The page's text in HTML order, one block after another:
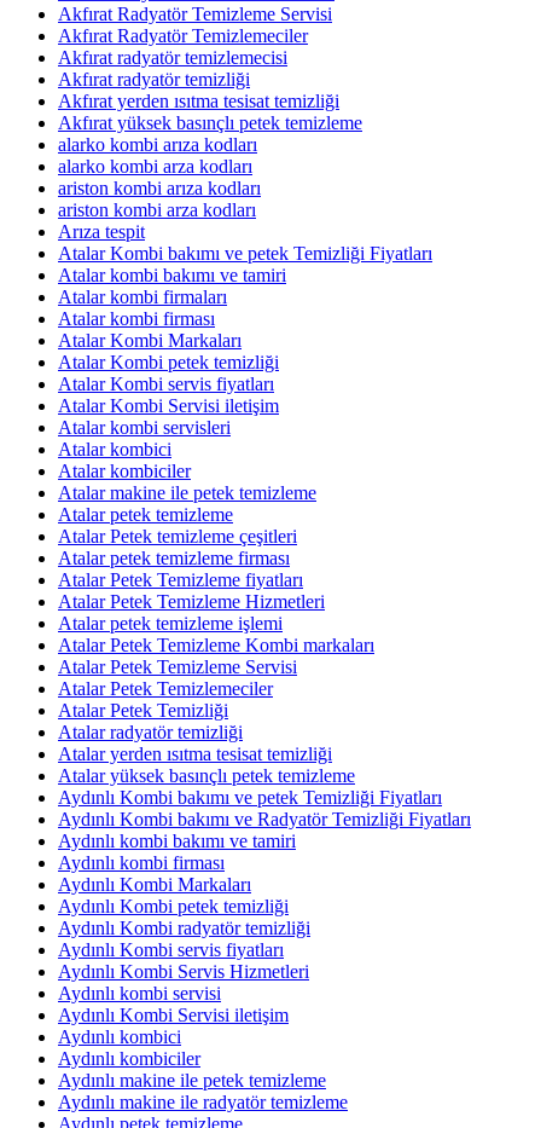
Akfırat Radyatör Temizleme Servisi
Akfırat Radyatör Temizlemeciler
Akfırat radyatör temizlemecisi
Akfırat radyatör temizliği
Akfırat yerden ısıtma tesisat temizliği
Akfırat yüksek basınçlı petek temizleme
alarko kombi arıza kodları
alarko kombi arza kodları
ariston kombi arıza kodları
ariston kombi arza kodları
Arıza tespit
Atalar Kombi bakımı ve petek Temizliği Fiyatları
Atalar kombi bakımı ve tamiri
Atalar kombi firmaları
Atalar kombi firması
Atalar Kombi Markaları
Atalar Kombi petek temizliği
Atalar Kombi servis fiyatları
Atalar Kombi Servisi iletişim
Atalar kombi servisleri
Atalar kombici
Atalar kombiciler
Atalar makine ile petek temizleme
Atalar petek temizleme
Atalar Petek temizleme çeşitleri
Atalar petek temizleme firması
Atalar Petek Temizleme fiyatları
Atalar Petek Temizleme Hizmetleri
Atalar petek temizleme işlemi
Atalar Petek Temizleme Kombi markaları
Atalar Petek Temizleme Servisi
Atalar Petek Temizlemeciler
Atalar Petek Temizliği
Atalar radyatör temizliği
Atalar yerden ısıtma tesisat temizliği
Atalar yüksek basınçlı petek temizleme
Aydınlı Kombi bakımı ve petek Temizliği Fiyatları
Aydınlı Kombi bakımı ve Radyatör Temizliği Fiyatları
Aydınlı kombi bakımı ve tamiri
Aydınlı kombi firması
Aydınlı Kombi Markaları
Aydınlı Kombi petek temizliği
Aydınlı Kombi radyatör temizliği
Aydınlı Kombi servis fiyatları
Aydınlı Kombi Servis Hizmetleri
Aydınlı kombi servisi
Aydınlı Kombi Servisi iletişim
Aydınlı kombici
Aydınlı kombiciler
Aydınlı makine ile petek temizleme
Aydınlı makine ile radyatör temizleme
Aydınlı petek temizleme